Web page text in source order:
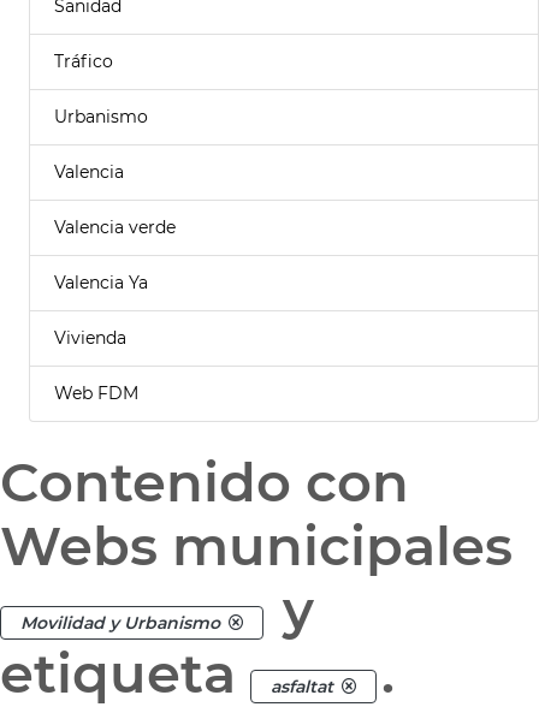
Sanidad
Tráfico
Urbanismo
Valencia
Valencia verde
Valencia Ya
Vivienda
Web FDM
Contenido con
Webs municipales
Movilidad y Urbanismo
y
etiqueta
asfaltat .